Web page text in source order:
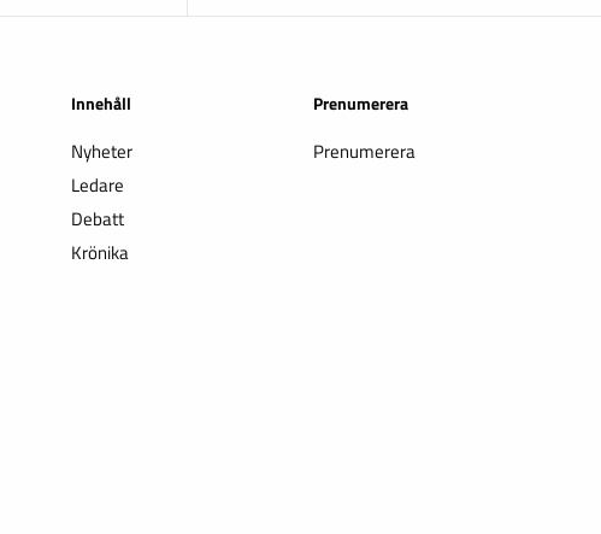
Innehåll
Nyheter
Ledare
Debatt
Krönika
Prenumerera
Prenumerera